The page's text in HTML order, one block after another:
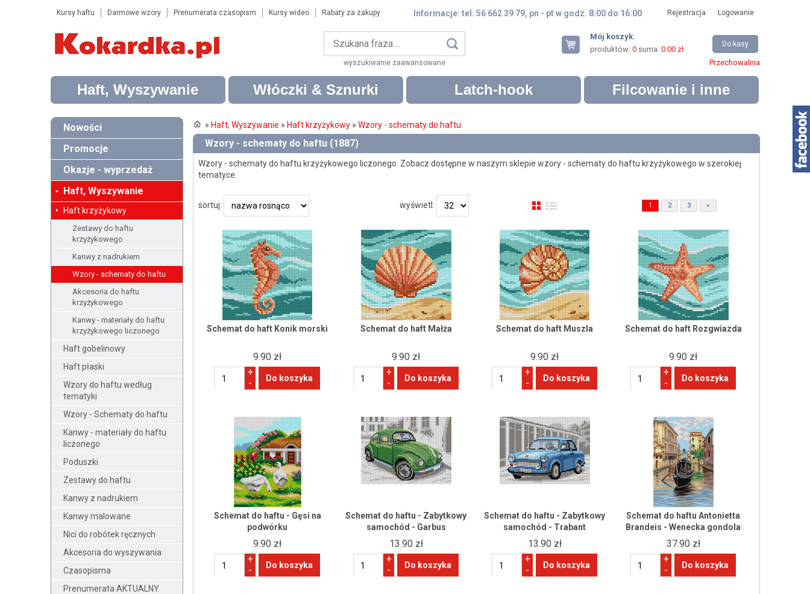
Kursy haftu Darmowe wzory Prenumerata czasopism Kursy wideo Rabaty za zakupy Informacje: tel. 56 662 39 79, pn - pt w godz. 8:00 do 16:00 Rejestracja Logowanie
wyszukiwanie zaawansowane
Mój koszyk:
produktów: 0suma: 0.00 zł
Do kasy
Przechowalnia
Haft, Wyszywanie Włóczki & Sznurki Latch-hook Filcowanie i inne
Nowości
Promocje
Okazje - wyprzedaż
Haft, Wyszywanie
Haft krzyżykowy
Zestawy do haftu
krzyżykowego
Kanwy z nadrukiem
Wzory - schematy do haftu
Akcesoria do haftu
krzyżykowego
Kanwy - materiały do haftu
krzyżykowego liczonego
Haft gobelinowy
Haft płaski
Wzory do haftu według
tematyki
Wzory - Schematy do haftu
Kanwy - materiały do haftu
liczonego
Poduszki
Zestawy do haftu
Kanwy z nadrukiem
Kanwy malowane
Nici do robótek ręcznych
Akcesoria do wyszywania
Czasopisma
Prenumerata AKTUALNY
» Haft, Wyszywanie » Haft krzyżykowy» Wzory - schematy do haftu
Wzory - schematy do haftu (1887)
Wzory - schematy do haftu krzyżykowego liczonego. Zobacz dostępne w naszym sklepie wzory - schematy do haftu krzyżykowego w szerokiej
tematyce.
sortuj: wyświetl: 1 2 3 »
Schemat do haft Konik morski
9.90 zł
+
-
Schemat do haft Małża
9.90 zł
+
-
Schemat do haft Muszla
9.90 zł
+
-
Schemat do haft Rozgwiazda
9.90 zł
+
-
Schemat do haftu - Gęsi na
podwórku
9.90 zł
+
-
Schemat do haftu - Zabytkowy
samochód - Garbus
13.90 zł
+
-
Schemat do haftu - Zabytkowy
samochód - Trabant
13.90 zł
+
-
Schemat do haftu Antonietta
Brandeis - Wenecka gondola
37.90 zł
+
-